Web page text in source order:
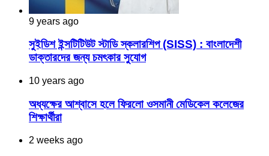
9 years ago
সুইডিশ ইন্সটিটিউট স্টাডি স্কলারশিপ (SISS) : বাংলাদেশী
ডাক্তারদের জন্য চমৎকার সুযোগ
10 years ago
অধ্যক্ষের আশ্বাসে হলে ফিরলো ওসমানী মেডিকেল কলেজের
শিক্ষার্থীরা
2 weeks ago